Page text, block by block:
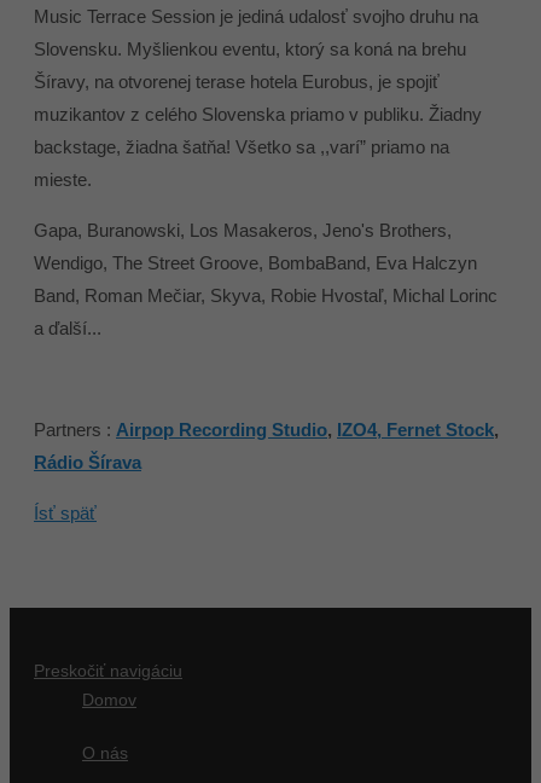
Music Terrace Session je jediná udalosť svojho druhu na
Slovensku. Myšlienkou eventu, ktorý sa koná na brehu
Šíravy, na otvorenej terase hotela Eurobus, je spojiť
muzikantov z celého Slovenska priamo v publiku. Žiadny
backstage, žiadna šatňa! Všetko sa ,,varí” priamo na
mieste.
Gapa, Buranowski, Los Masakeros, Jeno's Brothers,
Wendigo, The Street Groove, BombaBand, Eva Halczyn
Band, Roman Mečiar, Skyva, Robie Hvostaľ, Michal Lorinc
a ďalší...
Partners : Airpop Recording Studio, IZO4, Fernet Stock,
Rádio Šírava
Ísť späť
Preskočiť navigáciu
Domov
O nás